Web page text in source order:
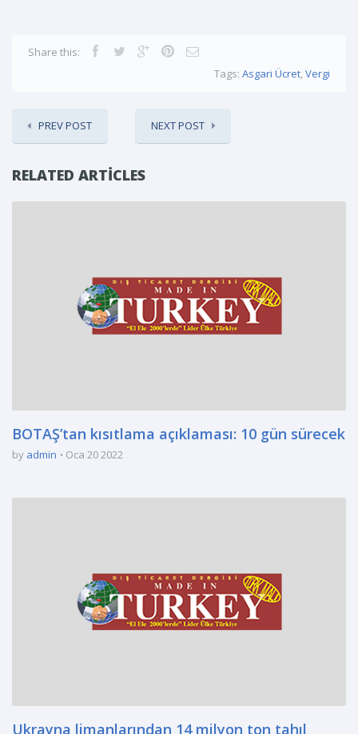
Share this:
Tags: Asgari Ücret,Vergi
PREV POST NEXT POST
RELATED ARTICLES
BOTAŞ’tan kısıtlama açıklaması: 10 gün sürecek
by admin Oca 20 2022
Ukrayna limanlarından 14 milyon ton tahıl